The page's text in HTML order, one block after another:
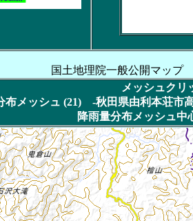
国土地理院一般公開マップ
メッシュクリ
布メッシュ (21) -秋田県由利本荘
降雨量分布メッシュ